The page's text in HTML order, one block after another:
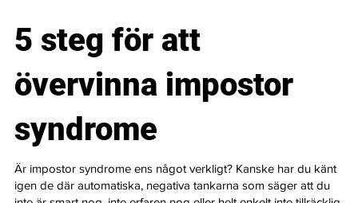
5 steg för att
övervinna impostor
syndrome
Är impostor syndrome ens något verkligt? Kanske har du känt
igen de där automatiska, negativa tankarna som säger att du